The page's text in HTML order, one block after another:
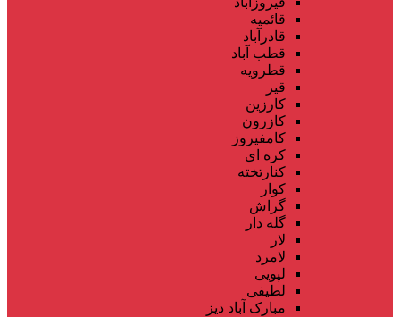
قائمیه
قادرآباد
قطب آباد
قطرویه
قیر
کارزین
کازرون
کامفیروز
کره ای
کنارتخته
کوار
گراش
گله دار
لار
لامرد
لپویی
لطیفی
مبارک آباد دیز